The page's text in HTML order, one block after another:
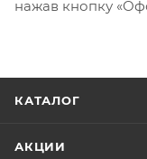
нажав кнопку
КАТАЛОГ
АКЦИИ